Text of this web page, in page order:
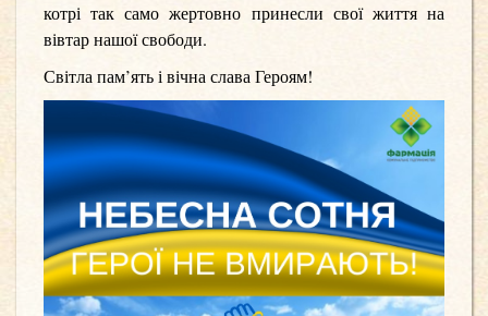
котрі так само жертовно принесли свої життя на
вівтар нашої свободи.
Світла пам’ять і вічна слава Героям!